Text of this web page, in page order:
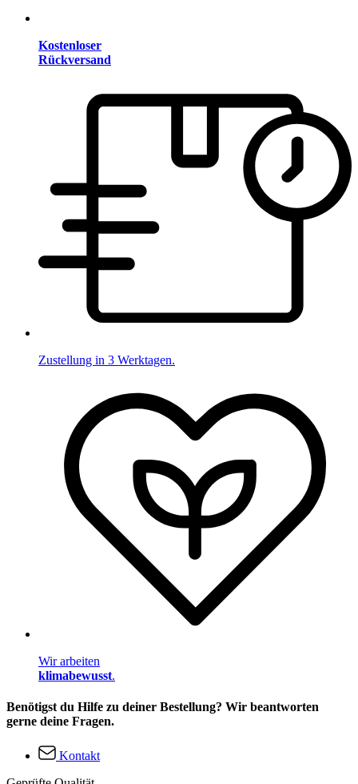
Kostenloser
Rückversand
Zustellung in 3 Werktagen.
Wir arbeiten
klimabewusst.
Benötigst du Hilfe zu deiner Bestellung? Wir beantworten
gerne deine Fragen.
Kontakt